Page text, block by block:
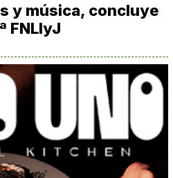
y música, concluye
FNLIyJ